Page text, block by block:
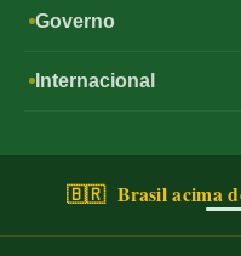
Governo
Internacional
🇧🇷 Brasil acima de